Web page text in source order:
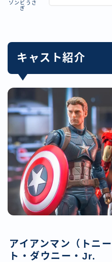
ゾンビうさ
ぎ
キャスト紹介
アイアンマン（トニ
ト・ダウニー・Jr.